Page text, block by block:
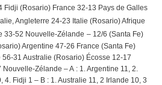
Fidji (Rosario) France 32-13 Pays de Galles
Angleterre 24-23 Italie (Rosario) Afrique
33-52 Nouvelle-Zélande – 12/6 (Santa Fe)
Argentine 47-26 France (Santa Fe)
31 Australie (Rosario) Écosse 12-17
Zélande – A : 1. Argentine 11, 2.
4. Fidji 1 – B : 1. Australie 11, 2 Irlande 10, 3